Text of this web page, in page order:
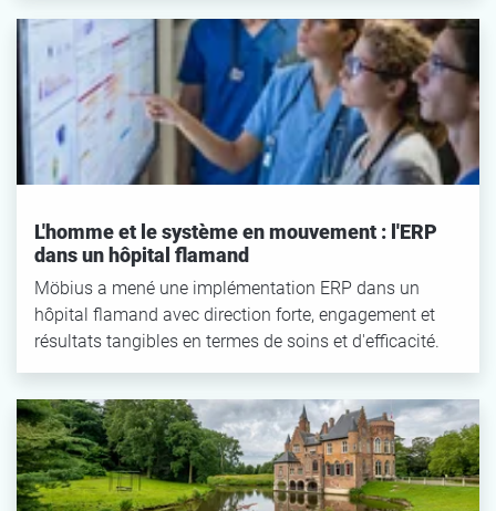
L'homme et le système en mouvement : l'ERP
dans un hôpital flamand
Möbius a mené une implémentation ERP dans un
hôpital flamand avec direction forte, engagement et
résultats tangibles en termes de soins et d'efficacité.